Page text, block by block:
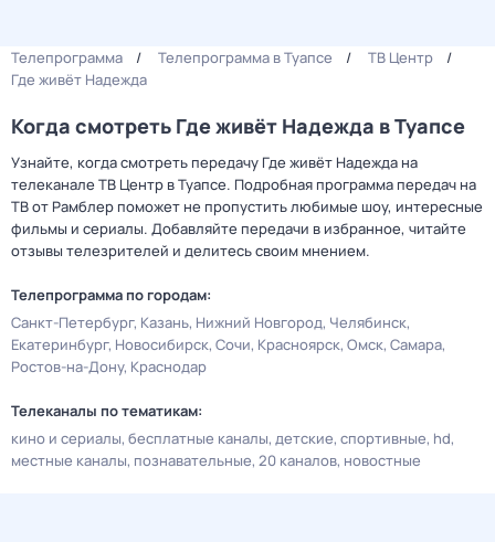
Телепрограмма Телепрограмма в Туапсе
ТВ Центр
Где живёт Надежда
Когда смотреть Где живёт Надежда в Туапсе
Узнайте, когда смотреть передачу Где живёт Надежда на
телеканале ТВ Центр в Туапсе. Подробная программа передач на
ТВ от Рамблер поможет не пропустить любимые шоу, интересные
фильмы и сериалы. Добавляйте передачи в избранное, читайте
отзывы телезрителей и делитесь своим мнением.
Телепрограмма по городам:
Санкт-Петербург Казань Нижний Новгород Челябинск
Екатеринбург Новосибирск Сочи Красноярск Омск Самара
Ростов-на-Дону Краснодар
Телеканалы по тематикам:
кино и сериалы бесплатные каналы детские спортивные hd
местные каналы познавательные 20 каналов новостные